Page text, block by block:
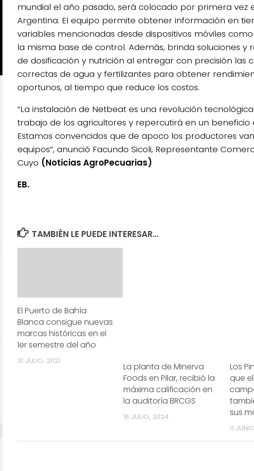
mundial el año pasado, será colocado por primera vez
Argentina. El equipo permite obtener información en
variables mencionadas desde dispositivos móviles
la misma base de control. Además, brinda soluciones y
de dosificación y nutrición al entregar con precisión las
correctas de agua y fertilizantes para obtener
oportunos, al tiempo que reduce los costos.
“La instalación de Netbeat es una revolución
trabajo de los agricultores y repercutirá en un beneficio
Estamos convencidos que de apoco los productores
equipos”, anunció Facundo Sicoli, Representante
Cuyo (Noticias AgroPecuarias)
EB.
TAMBIÉN LE PUEDE INTERESAR...
El Puerto de Bahía
Blanca consigue nuevas
marcas históricas en el
1er semestre del año
31 JULIO, 2021
La planta de Minerva
Foods en Pilar, recibió la
máxima calificación en
la auditoría BRCGS
16 JULIO, 2024
Los
que
sus
11